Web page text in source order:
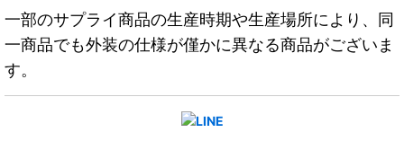
一部のサプライ商品の生産時期や生産場所により、同
一商品でも外装の仕様が僅かに異なる商品がございま
す。